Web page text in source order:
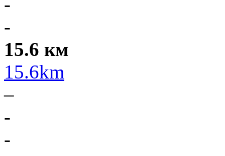
-
-
15.6 км
15.6km
–
-
-